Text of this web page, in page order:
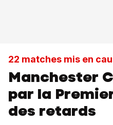
22 matches mis en
Manchester
par la
des retards